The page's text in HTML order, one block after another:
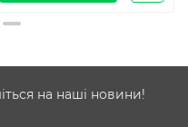
на наші новини!